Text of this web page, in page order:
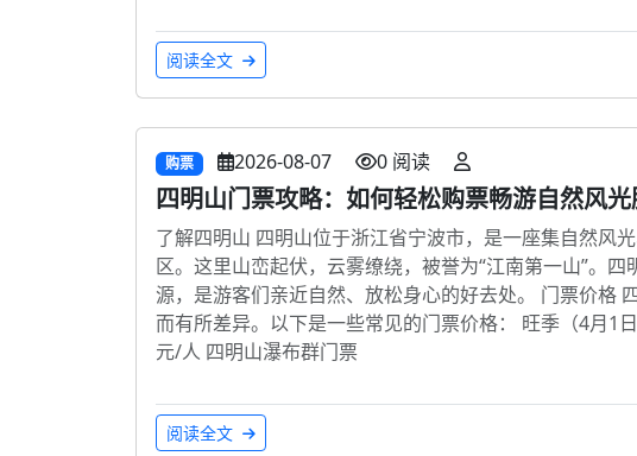
阅读全文
购票 2026-08-07 0 阅读
四明山门票攻略：如何轻松购票畅游自然风
了解四明山 四明山位于浙江省宁波市，是一座集自然风
区。这里山峦起伏，云雾缭绕，被誉为“江南第一山”。
源，是游客们亲近自然、放松身心的好去处。 门票价格
而有所差异。以下是一些常见的门票价格： 旺季（4月1
元/人 四明山瀑布群门票
阅读全文